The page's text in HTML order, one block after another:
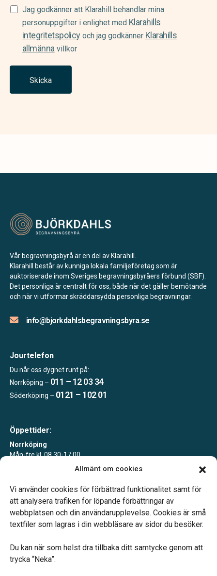
Allmänt om cookies
Vi använder cookies för förbättrad funktionalitet samt för
att analysera trafiken för löpande förbättringar av
webbplatsen och din användarupplevelse. Cookies är små
textfiler som lagras i din webbläsare av sidor du besöker.
Du kan när som helst dra tillbaka ditt samtycke genom att
trycka “Neka”.
Samtycke
(Required)
Jag godkänner att Klarahill behandlar mina
personuppgifter i enlighet med Klarahills
integritetspolicyoch jag godkänner Klarahills
allmännavillkor
Skicka
Vår begravningsbyrå är en del av Klarahill.
Klarahill består av kunniga lokala familjeföretag som är
auktoriserade inom Sveriges begravningsbyråers förbund (SBF).
Det personliga är centralt för oss, både när det gäller bemötande
och när vi utformar skräddarsydda personliga begravningar.
info@bjorkdahlsbegravningsbyra.se
Jourtelefon
Du når oss dygnet runt på:
Norrköping – 011 – 12 03 34
Söderköping – 0121 – 102 01
Öppettider:
Norrköping
Mån-fre kl. 08.30-17.00
Tisdagar 10-15 eller enligt överenskommelse
Vårt systerbolag Verahill hjälper dig med familjejuridiken –